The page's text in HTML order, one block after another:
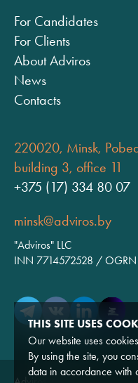
For Candidates
For Clients
About Adviros
News
Contacts
220020, Minsk,
building 3, office 11
+375 (17) 334 80 07
minsk@adviros.by
"Adviros" LLC
INN 7714572528 /
THIS SITE USES
Our website uses
By using the site, you
data in accordance with